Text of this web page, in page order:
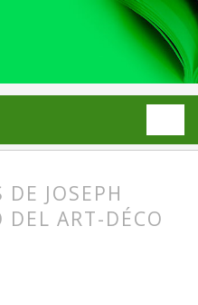
JOSEPH
DEL ART-DÉCO